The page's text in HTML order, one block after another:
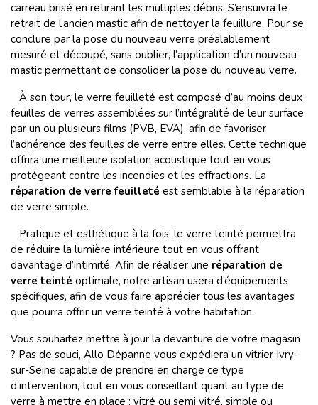
carreau brisé en retirant les multiples débris. S’ensuivra le
retrait de l’ancien mastic afin de nettoyer la feuillure. Pour se
conclure par la pose du nouveau verre préalablement
mesuré et découpé, sans oublier, l’application d’un nouveau
mastic permettant de consolider la pose du nouveau verre.
À son tour, le verre feuilleté est composé d’au moins deux
feuilles de verres assemblées sur l’intégralité de leur surface
par un ou plusieurs films (PVB, EVA), afin de favoriser
l’adhérence des feuilles de verre entre elles. Cette technique
offrira une meilleure isolation acoustique tout en vous
protégeant contre les incendies et les effractions. La
réparation de verre feuilleté est semblable à la réparation
de verre simple.
Pratique et esthétique à la fois, le verre teinté permettra
de réduire la lumière intérieure tout en vous offrant
davantage d’intimité. Afin de réaliser une réparation de
verre teinté optimale, notre artisan usera d’équipements
spécifiques, afin de vous faire apprécier tous les avantages
que pourra offrir un verre teinté à votre habitation.
Vous souhaitez mettre à jour la devanture de votre magasin
? Pas de souci, Allo Dépanne vous expédiera un vitrier Ivry-
sur-Seine capable de prendre en charge ce type
d’intervention, tout en vous conseillant quant au type de
verre à mettre en place : vitré ou semi vitré, simple ou